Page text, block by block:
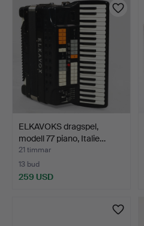
ELKAVOKS dragspel,
modell 77 piano, Italie…
21 timmar
13 bud
259 USD